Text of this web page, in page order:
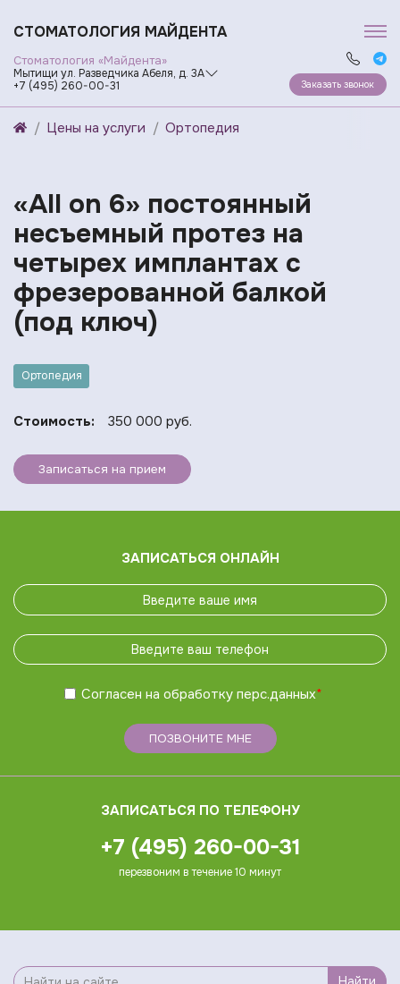
СТОМАТОЛОГИЯ МАЙДЕНТА
Стоматология «Майдента»
Мытищи ул. Разведчика Абеля, д. 3А
+7 (495) 260-00-31
Заказать звонок
Цены на услуги Ортопедия
«All on 6» постоянный
несъемный протез на
четырех имплантах с
фрезерованной балкой
(под ключ)
Ортопедия
Стоимость: 350 000 руб.
Записаться на прием
ЗАПИСАТЬСЯ ОНЛАЙН
Согласен на обработку перс.данных*
ПОЗВОНИТЕ МНЕ
ЗАПИСАТЬСЯ ПО ТЕЛЕФОНУ
+7 (495) 260-00-31
перезвоним в течение 10 минут